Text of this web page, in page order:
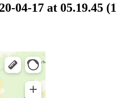
04-17 at 05.19.45